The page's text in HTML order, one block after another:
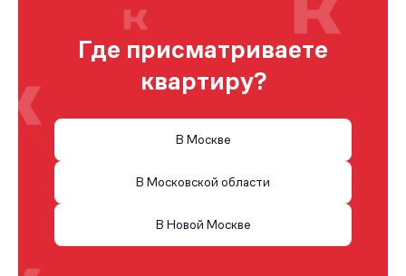
Где присматриваете
квартиру?
В Москве
В Московской области
В Новой Москве